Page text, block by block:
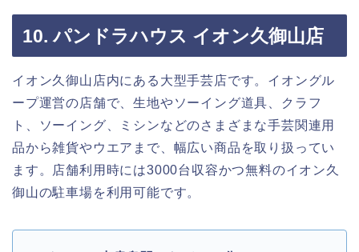
10. パンドラハウス イオン久御山店
イオン久御山店内にある大型手芸店です。イオングル
ープ運営の店舗で、生地やソーイング道具、クラフ
ト、ソーイング、ミシンなどのさまざまな手芸関連用
品から雑貨やウエアまで、幅広い商品を取り扱ってい
ます。店舗利用時には3000台収容かつ無料のイオン久
御山の駐車場を利用可能です。